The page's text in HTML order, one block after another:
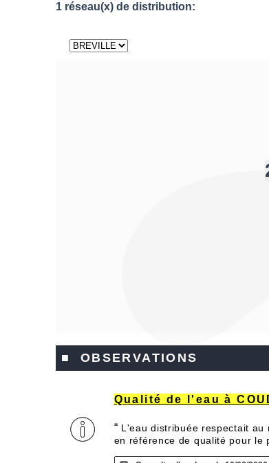
1 réseau(x) de distribution:
■ OBSERVATIONS
Qualité de l'eau à
“ L'eau distribuée respectait au
en référence de qualité pour